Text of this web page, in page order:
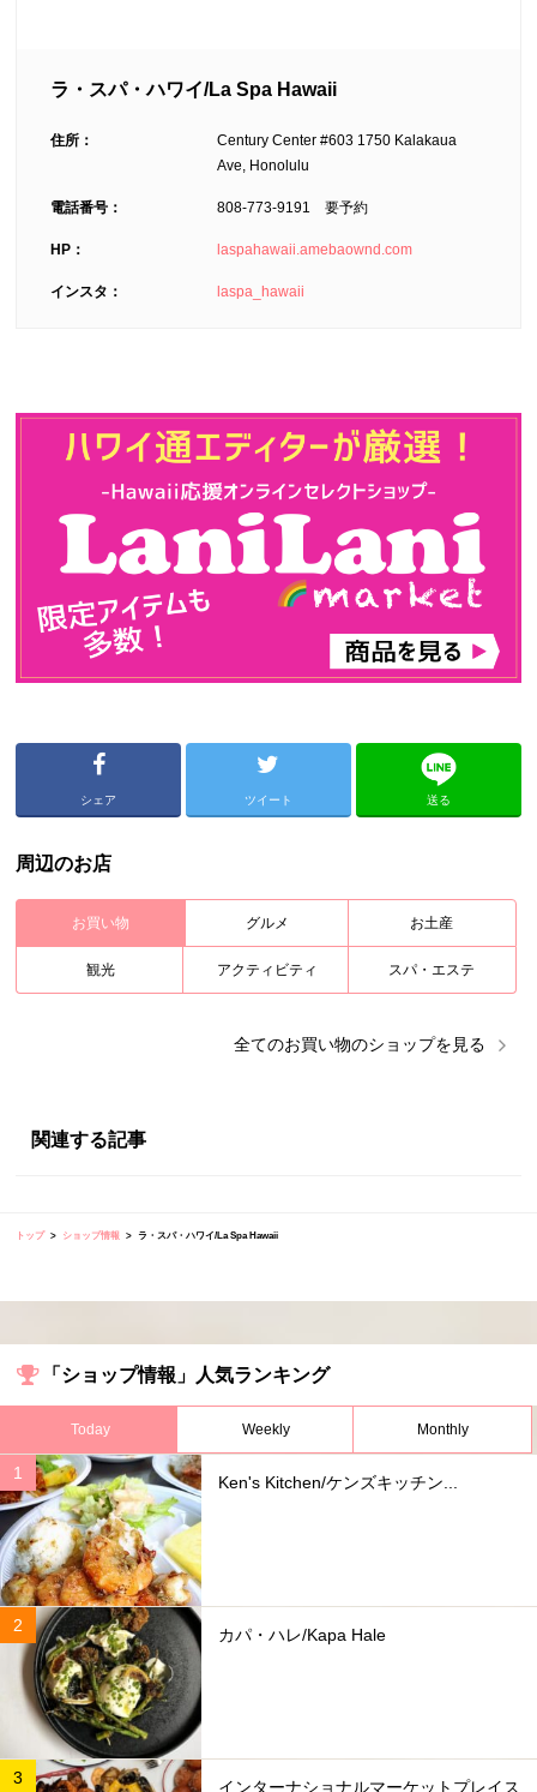
ラ・スパ・ハワイ/La Spa Hawaii
住所：
Century Center #603 1750 Kalakaua
Ave, Honolulu
電話番号： 808-773-9191 要予約
HP： laspahawaii.amebaownd.com
インスタ： laspa_hawaii
シェア ツイート 送る
周辺のお店
お買い物 グルメ お土産
観光 アクティビティ スパ・エステ
全てのお買い物のショップを見る
関連する記事
トップ ショップ情報 ラ・スパ・ハワイ/La Spa Hawaii
「ショップ情報」人気ランキング
Today Weekly Monthly
Ken's Kitchen/ケンズキッチン...
カパ・ハレ/Kapa Hale
インターナショナルマーケットプレイス